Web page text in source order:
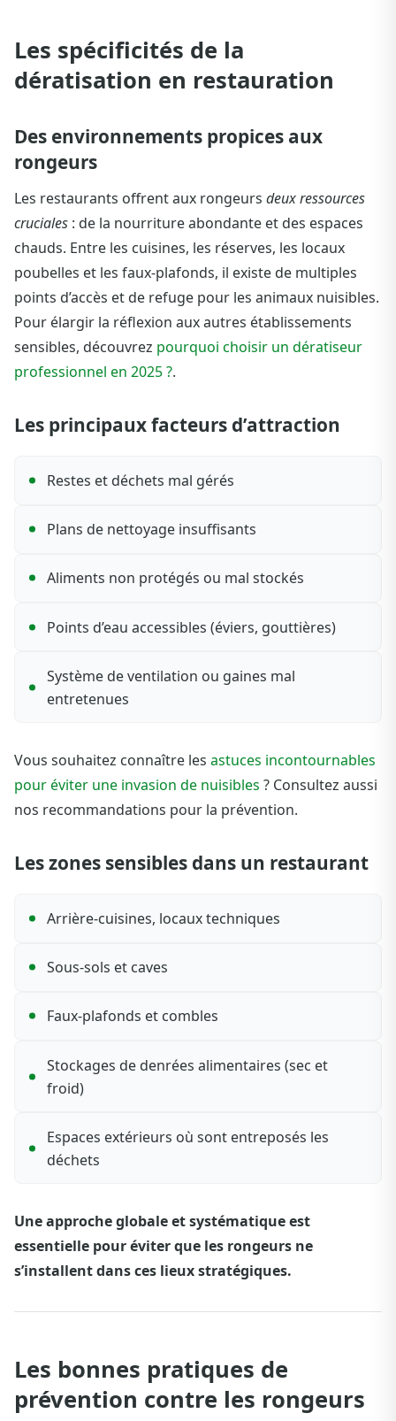
Les spécificités de la
dératisation en restauration
Des environnements propices aux
rongeurs
Les restaurants offrent aux rongeurs deux ressources
cruciales : de la nourriture abondante et des espaces
chauds. Entre les cuisines, les réserves, les locaux
poubelles et les faux-plafonds, il existe de multiples
points d’accès et de refuge pour les animaux nuisibles.
Pour élargir la réflexion aux autres établissements
sensibles, découvrez pourquoi choisir un dératiseur
professionnel en 2025 ?.
Les principaux facteurs d’attraction
Restes et déchets mal gérés
Plans de nettoyage insuffisants
Aliments non protégés ou mal stockés
Points d’eau accessibles (éviers, gouttières)
Système de ventilation ou gaines mal
entretenues
Vous souhaitez connaître les astuces incontournables
pour éviter une invasion de nuisibles ? Consultez aussi
nos recommandations pour la prévention.
Les zones sensibles dans un restaurant
Arrière-cuisines, locaux techniques
Sous-sols et caves
Faux-plafonds et combles
Stockages de denrées alimentaires (sec et
froid)
Espaces extérieurs où sont entreposés les
déchets
Une approche globale et systématique est
essentielle pour éviter que les rongeurs ne
s’installent dans ces lieux stratégiques.
Les bonnes pratiques de
prévention contre les rongeurs